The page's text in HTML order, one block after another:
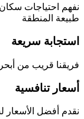
نفهم احتياجات سكان
طبيعة المنطقة
استجابة سريعة
فريقنا قريب من
أسعار تنافسية
نقدم أفضل الأسعار